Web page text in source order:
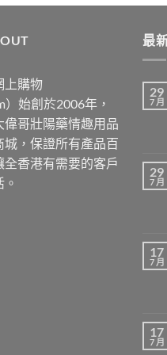
$3399
上購物
）始創於2006年，
偉哥壯陽藥情趣用品
城，保證所有產品百
全香港有需要的客戶
最
29
7 月
29
7 月
17
7 月
17
7 月